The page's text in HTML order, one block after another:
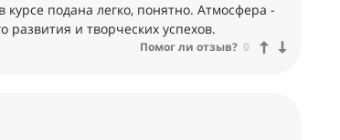
подана легко, понятно. Атмосфера -
и творческих успехов.
Помог ли отзыв? 0